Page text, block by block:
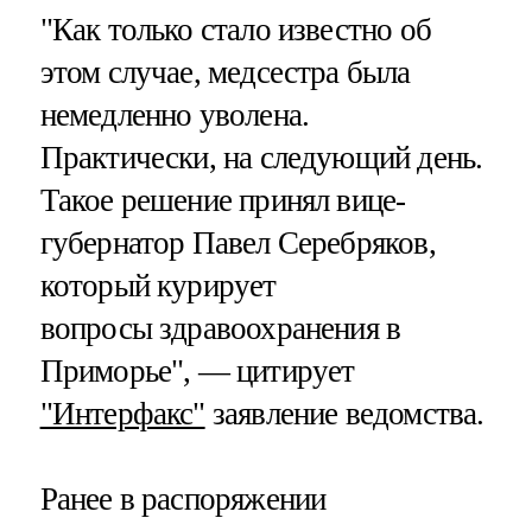
"Как только стало известно об
этом случае, медсестра была
немедленно уволена.
Практически, на следующий день.
Такое решение принял вице-
губернатор Павел Серебряков,
который курирует
вопросы здравоохранения в
Приморье", — цитирует
"Интерфакс" заявление ведомства.
Ранее в распоряжении